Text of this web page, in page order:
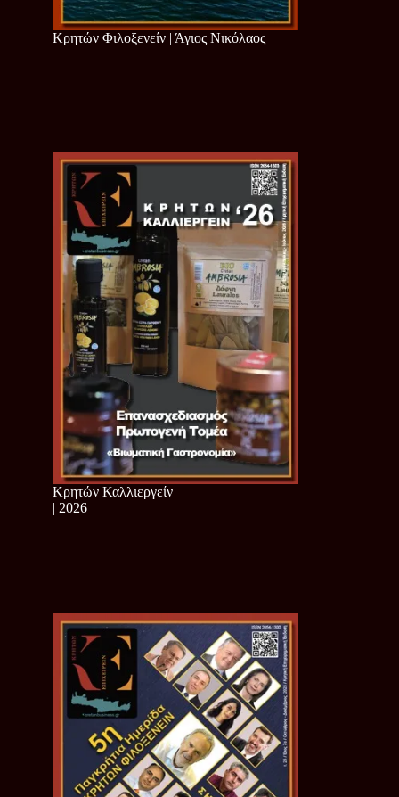
Κρητών Φιλοξενείν | Άγιος Νικόλαος
Κρητών Καλλιεργείν
| 2026